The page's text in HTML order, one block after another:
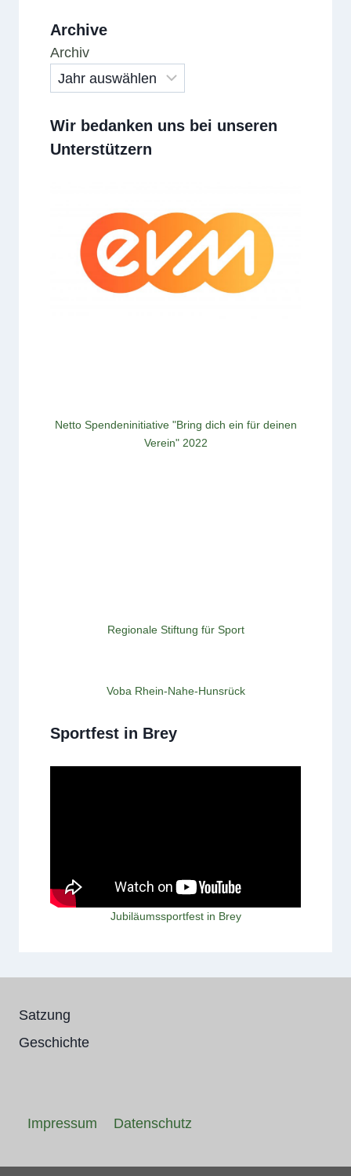
Archive
Archiv
Wir bedanken uns bei unseren
Unterstützern
Netto Spendeninitiative "Bring dich ein für deinen
Verein" 2022
Regionale Stiftung für Sport
Voba Rhein-Nahe-Hunsrück
Sportfest in Brey
Jubiläumssportfest in Brey
Satzung
Geschichte
Impressum Datenschutz